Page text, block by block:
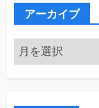
アーカイブ
ア
ー
カ